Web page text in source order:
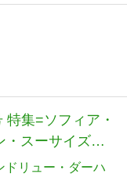
集=ソフィア・
・スーサイズ』